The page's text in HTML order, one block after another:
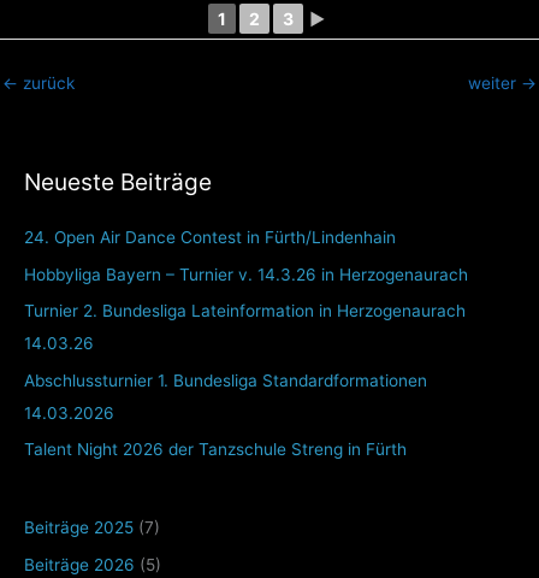
Neueste Beiträge
24. Open Air Dance Contest in Fürth/Lindenhain
Hobbyliga Bayern – Turnier v. 14.3.26 in Herzogenaurach
Turnier 2. Bundesliga Lateinformation in Herzogenaurach
14.03.26
Abschlussturnier 1. Bundesliga Standardformationen
14.03.2026
Talent Night 2026 der Tanzschule Streng in Fürth
Beiträge 2025 (7)
Beiträge 2026 (5)
1 2 3 ►
← zurück weiter →